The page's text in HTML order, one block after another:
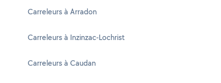
Carreleurs à Arradon
Carreleurs à Inzinzac-Lochrist
Carreleurs à Caudan